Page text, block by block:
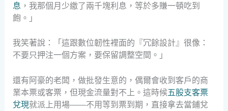
息 ，我那個月少繳了兩千塊利息，等於多賺一頓吃到
飽。」
我笑著說：「這跟數位韌性裡面的『冗餘設計』很像：
不要只押注一個方案，要保留調整空間。」
還有阿豪的老闆，做批發生意的，偶爾會收到客戶的商
業本票或客票，但現金流量對不上。這時候五股支客票
兌現就派上用場——不用等到票到期，直接拿去當鋪兌